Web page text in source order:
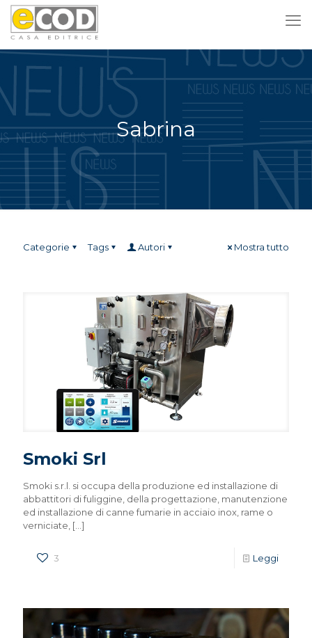
Sabrina
Categorie Tags Autori Mostra tutto
Smoki Srl
Smoki s.r.l. si occupa della produzione ed installazione di
abbattitori di fuliggine, della progettazione, manutenzione
ed installazione di canne fumarie in acciaio inox, rame o
verniciate, […]
3 Leggi